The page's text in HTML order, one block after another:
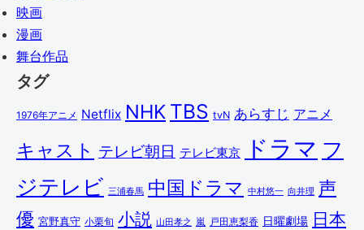
映画
漫画
舞台作品
タグ
1976年アニメ Netflix NHK TBS tvN あらすじ アニメ
キャスト テレビ朝日 テレビ東京 ドラマ フ
ジテレビ 三浦春馬 中国ドラマ 中村悠一 向井理 声
優 宮野真守 小栗旬 小説 山田孝之 嵐 戸田恵梨香 日曜劇場 日本